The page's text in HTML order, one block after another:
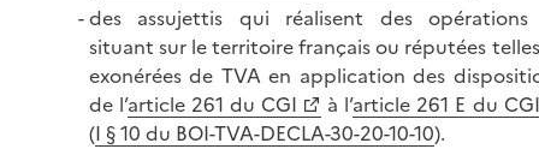
des assujettis qui réalisent des opérations
situant sur le territoire français ou réputées
exonérées de TVA en application des
de l’article 261 du CGI à l’article 261 E du CGI
(I § 10 du BOI-TVA-DECLA-30-20-10-10).